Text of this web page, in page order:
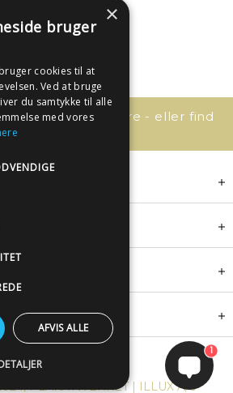
så kontakt os bare - eller find
svaret her:
PLAKATWERKET | ILLUX A/S
1
×
bruger
cookies til at
Ved at bruge
du samtykke til alle
med vores
AFVIS ALLE